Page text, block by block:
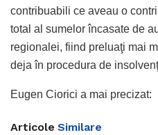
contribuabili ce aveau o
total al sumelor încasate de
regionalei, fiind preluaţi mai
deja în procedura de
Eugen Ciorici a mai precizat:
Articole Similare